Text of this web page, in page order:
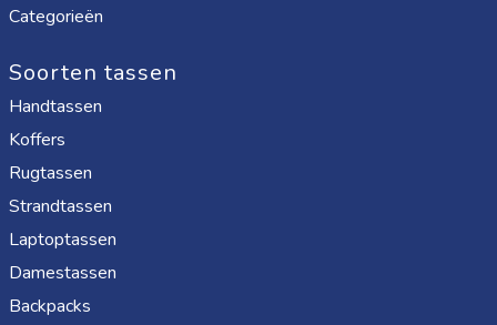
Categorieën
Soorten tassen
Handtassen
Koffers
Rugtassen
Strandtassen
Laptoptassen
Damestassen
Backpacks